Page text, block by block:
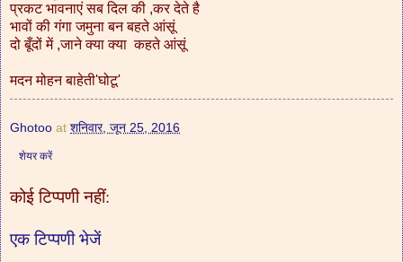
प्रकट भावनाएं सब दिल की ,कर देते है
भावों की गंगा जमुना बन बहते आंसूं
दो बूँदों में ,जाने क्या क्या कहते आंसूं
मदन मोहन बाहेती'घोटू'
Ghotoo at शनिवार, जून 25, 2016
शेयर करें
कोई टिप्पणी नहीं:
एक टिप्पणी भेजें